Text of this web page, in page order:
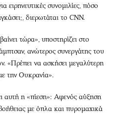
ειρηνευτικές συνομιλίες, πόσο
διερωτάται το CNN.
τώρα», υποστηρίζει στο
ανώτερος συνεργάτης του
«Πρέπει να ασκήσει μεγαλύτερη
την Ουκρανία».
αυτή η «πίεση»: Αφενός αύξηση
με όπλα και πυρομαχικά